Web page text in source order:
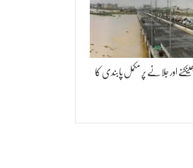
اور جلانے پر مکمل پابندی کا